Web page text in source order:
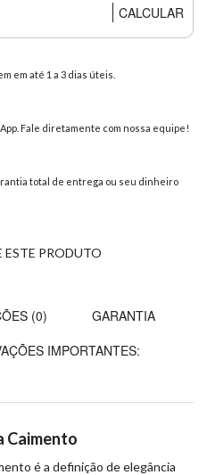
CALCULAR
em até 1 a 3 dias úteis.
Fale diretamente com nossa equipe!
total de entrega ou seu dinheiro
PRODUTO
(0)
GARANTIA
IMPORTANTES:
Caimento
é a definição de elegância